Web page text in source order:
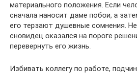
материального положения. Если
сначала наносит даме побои, а
его терзают душевные сомнения.
сновидец оказался на пороге
перевернуть его жизнь.
Избивать коллегу по работе,